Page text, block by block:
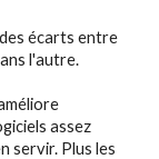
écarts entre
l'autre.
assez
servir. Plus les